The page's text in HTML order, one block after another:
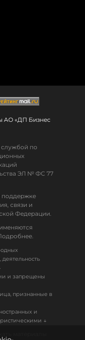
АО «ДП Бизнес
по
ЭЛ № ФС 77
поддержке
связи и
Федерации.
и запрещены
признанные в
и
↓